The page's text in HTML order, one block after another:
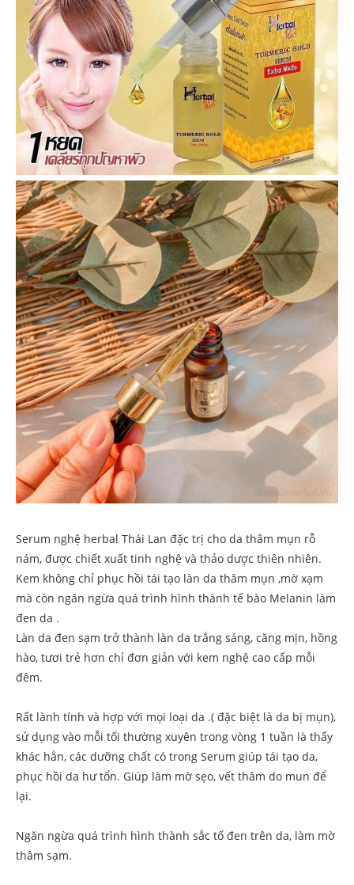
Serum nghệ herbal Thái Lan đặc trị cho da thâm mụn rỗ
nám, được chiết xuất tinh nghệ và thảo dược thiên nhiên.
Kem không chỉ phục hồi tái tạo làn da thâm mụn ,mờ xạm
mà còn ngăn ngừa quá trình hình thành tế bào Melanin làm
đen da .
Làn da đen sạm trở thành làn da trắng sáng, căng mịn, hồng
hào, tươi trẻ hơn chỉ đơn giản với kem nghệ cao cấp mỗi
đêm.
Rất lành tính và hợp với mọi loại da .( đặc biệt là da bị mụn),
sử dụng vào mỗi tối thường xuyên trong vòng 1 tuần là thấy
khác hẳn, các dưỡng chất có trong Serum giúp tái tạo da,
phục hồi da hư tổn. Giúp làm mờ sẹo, vết thâm do mun để
lại.
Ngăn ngừa quá trình hình thành sắc tố đen trên da, làm mờ
thâm sạm.